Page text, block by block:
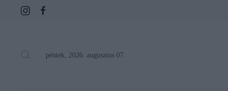
péntek, 2026. augusztus 07.